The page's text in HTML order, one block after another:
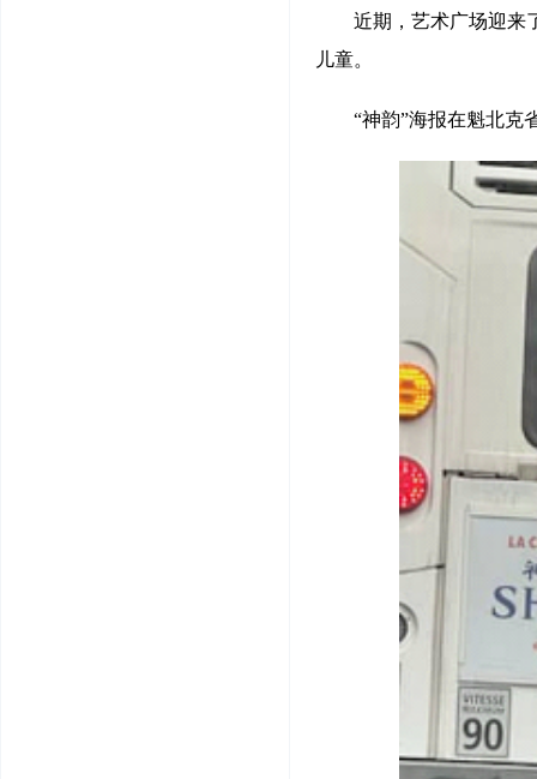
近期，艺术广场迎来
儿童。
“神韵”海报在魁北克